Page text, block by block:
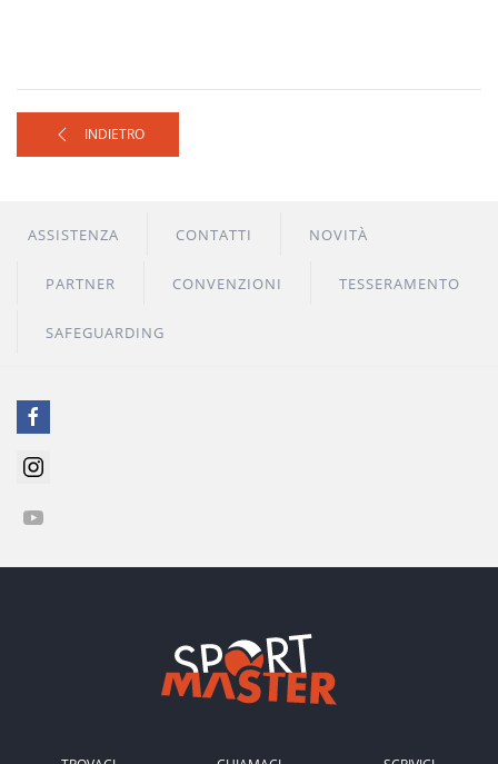
INDIETRO
ASSISTENZA CONTATTI NOVITÀ
PARTNER CONVENZIONI TESSERAMENTO
SAFEGUARDING